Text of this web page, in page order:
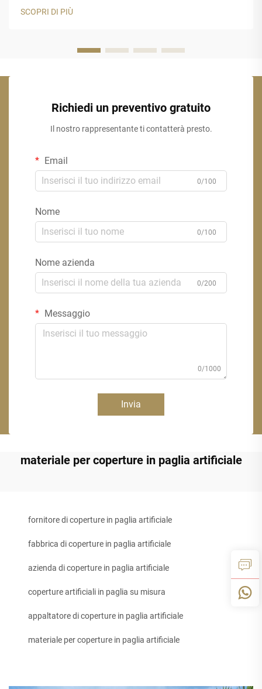
paglia sintetica rappresenta una soluzione ideale per le
SCOPRI DI PIÙ
Richiedi un preventivo gratuito
Il nostro rappresentante ti contatterà presto.
Email
0/100
Nome
0/100
Nome azienda
0/200
Messaggio
0/1000
Invia
materiale per coperture in paglia artificiale
fornitore di coperture in paglia artificiale
fabbrica di coperture in paglia artificiale
azienda di coperture in paglia artificiale
coperture artificiali in paglia su misura
appaltatore di coperture in paglia artificiale
materiale per coperture in paglia artificiale